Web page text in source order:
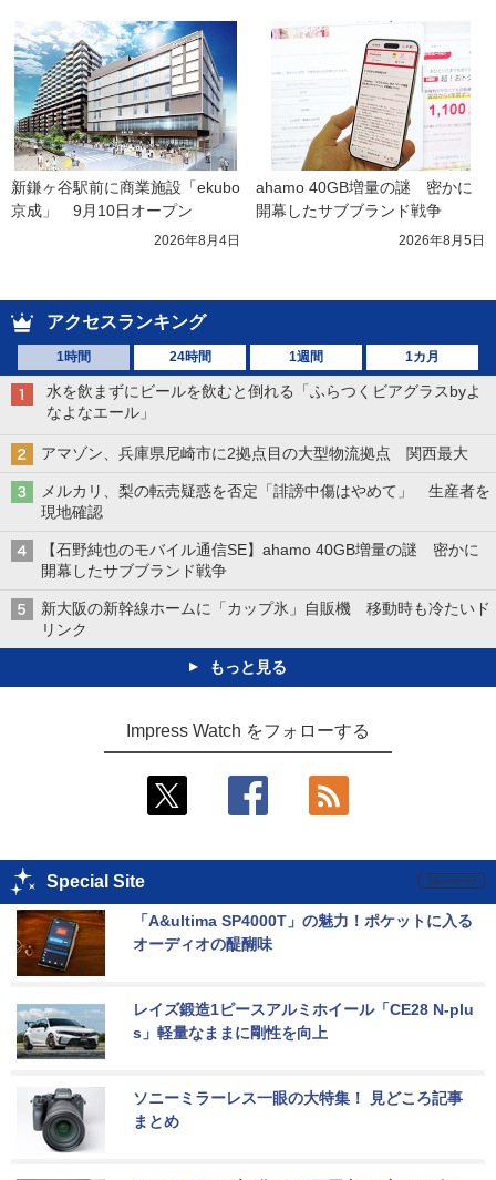
新鎌ヶ谷駅前に商業施設「ekubo
京成」　9月10日オープン
2026年8月4日
ahamo 40GB増量の謎　密かに
開幕したサブブランド戦争
2026年8月5日
アクセスランキング
1時間 24時間 1週間 1カ月
水を飲まずにビールを飲むと倒れる「ふらつくビアグラスbyよ
なよなエール」
アマゾン、兵庫県尼崎市に2拠点目の大型物流拠点 関西最大
メルカリ、梨の転売疑惑を否定「誹謗中傷はやめて」 生産者を
現地確認
【石野純也のモバイル通信SE】ahamo 40GB増量の謎 密かに
開幕したサブブランド戦争
新大阪の新幹線ホームに「カップ氷」自販機 移動時も冷たいド
リンク
もっと見る
Impress Watch をフォローする
Special Site
「A&ultima SP4000T」の魅力！ポケットに入る
オーディオの醍醐味
レイズ鍛造1ピースアルミホイール「CE28 N-plu
s」軽量なままに剛性を向上
ソニーミラーレス一眼の大特集！ 見どころ記事
まとめ